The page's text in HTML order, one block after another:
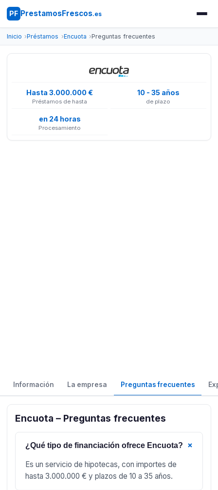
PF PrestamosFrescos.es
Inicio Préstamos Encuota Preguntas frecuentes
Hasta 3.000.000 €
Préstamos de hasta
10 - 35 años
de plazo
en 24 horas
Procesamiento
Información La empresa Preguntas frecuentes
Encuota – Preguntas frecuentes
¿Qué tipo de financiación ofrece Encuota? +
Es un servicio de hipotecas, con importes de
hasta 3.000.000 € y plazos de 10 a 35 años.